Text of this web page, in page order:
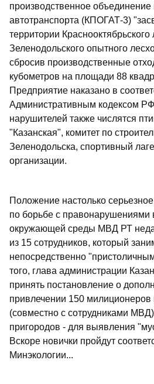
производственное объединение
автотранспорта (КПОГАТ-3)
территории Краснооктябрьского
Зеленодольского опытного
сбросив производственные
кубометров на площади 88
Предприятие наказано в
Административным кодексом
нарушителей также числятся
"Казанская", комитет по
Зеленодольска, спортивный
организации.
Положение настолько
по борьбе с правонарушениями
окружающей среды МВД РТ
из 15 сотрудников, который
непосредственно
того, глава администрации
принять постановление о
привлечении 150 милиционеров
(совместно с сотрудниками
пригородов - для выявления
Вскоре новички пройдут
Минэкологии...